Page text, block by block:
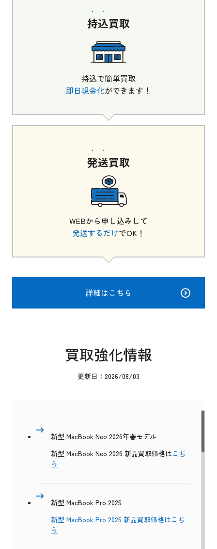
持込買取
持込で簡単買取
即日現金化ができます！
発送買取
WEBから申し込みして
発送するだけでOK！
詳細はこちら
買取強化情報
更新日：2026/08/03
新型 MacBook Neo 2026年春モデル
新型 MacBook Neo 2026 新品買取価格はこち
ら
新型 MacBook Pro 2025
新型 MacBook Pro 2025 新品買取価格はこち
ら